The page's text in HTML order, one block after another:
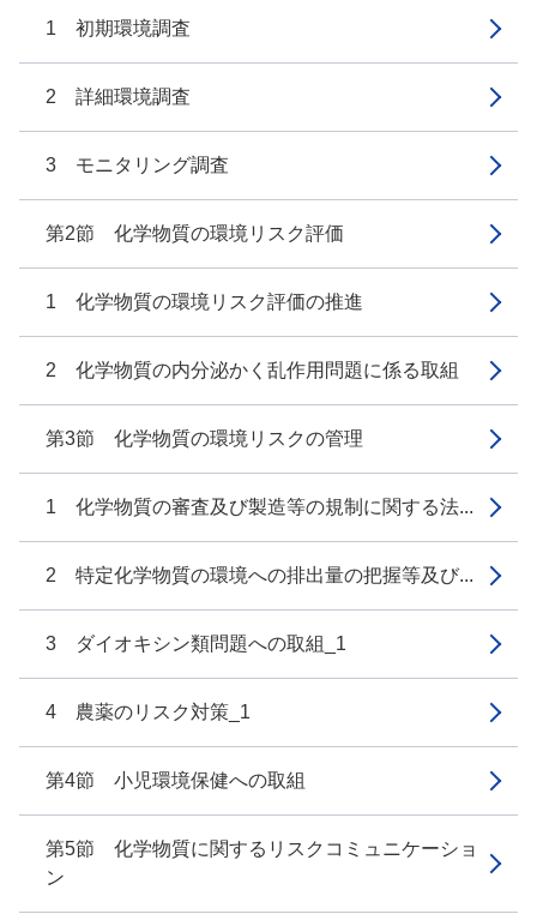
1 初期環境調査
2 詳細環境調査
3 モニタリング調査
第2節 化学物質の環境リスク評価
1 化学物質の環境リスク評価の推進
2 化学物質の内分泌かく乱作用問題に係る取組
第3節 化学物質の環境リスクの管理
1 化学物質の審査及び製造等の規制に関する法...
2 特定化学物質の環境への排出量の把握等及び...
3 ダイオキシン類問題への取組_1
4 農薬のリスク対策_1
第4節 小児環境保健への取組
第5節 化学物質に関するリスクコミュニケーショ
ン